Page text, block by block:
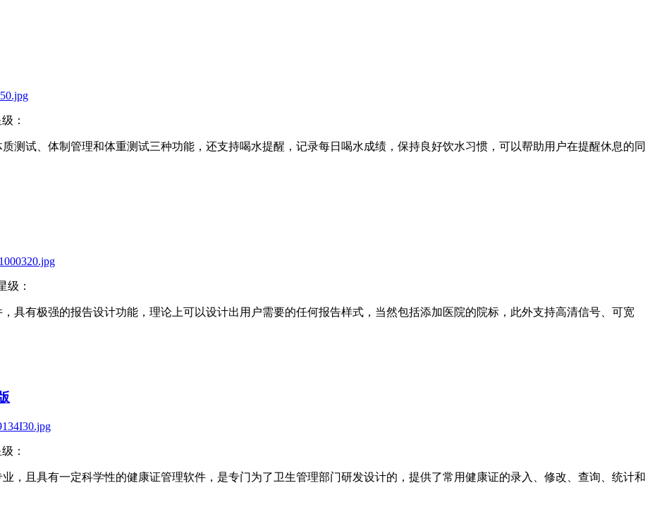
：
测试、体制管理和体重测试三种功能，还支持喝水提醒，记录每日喝水成绩，保持良好饮水习惯，可以帮助用户在提醒休息的同
级：
具有极强的报告设计功能，理论上可以设计出用户需要的任何报告样式，当然包括添加医院的院标，此外支持高清信号、可宽
：
，且具有一定科学性的健康证管理软件，是专门为了卫生管理部门研发设计的，提供了常用健康证的录入、修改、查询、统计和